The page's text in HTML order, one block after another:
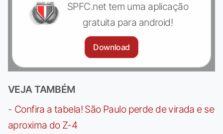
SPFC.net tem uma aplicação
gratuita para android!
Download
VEJA TAMBÉM
- Confira a tabela! São Paulo perde de virada e se
aproxima do Z-4